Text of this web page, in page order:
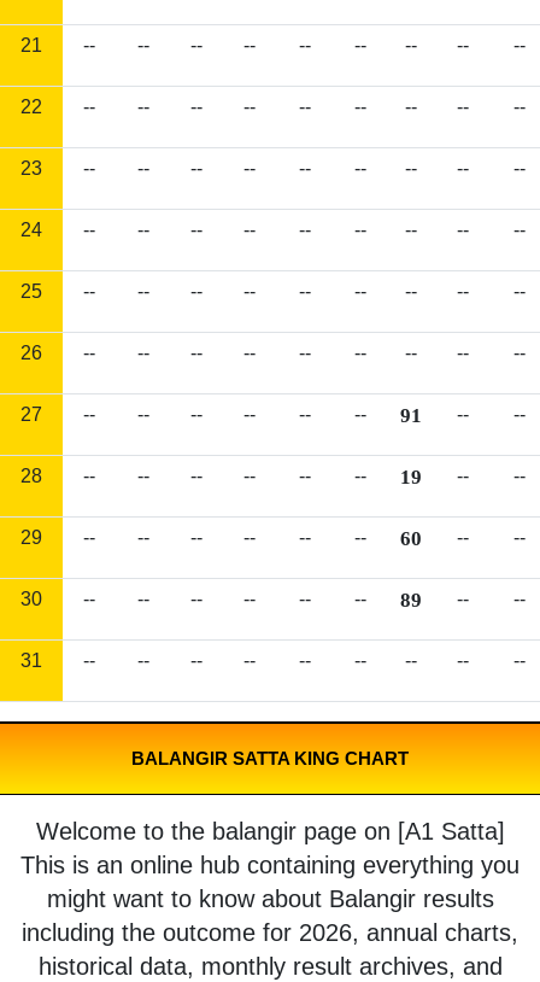
21 -- -- -- -- -- -- -- -- --
22 -- -- -- -- -- -- -- -- --
23 -- -- -- -- -- -- -- -- --
24 -- -- -- -- -- -- -- -- --
25 -- -- -- -- -- -- -- -- --
26 -- -- -- -- -- -- -- -- --
27 -- -- -- -- -- -- 91 -- --
28 -- -- -- -- -- -- 19 -- --
29 -- -- -- -- -- -- 60 -- --
30 -- -- -- -- -- -- 89 -- --
31 -- -- -- -- -- -- -- -- --
BALANGIR SATTA KING CHART
Welcome to the balangir page on [A1 Satta]
This is an online hub containing everything you
might want to know about Balangir results
including the outcome for 2026, annual charts,
historical data, monthly result archives, and